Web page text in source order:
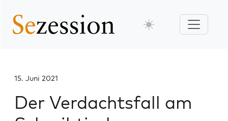
15. Juni 2021
Der Verdachtsfall am